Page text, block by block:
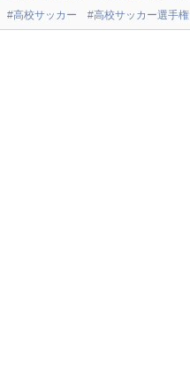
#高校サッカー
#高校サッカー選手権